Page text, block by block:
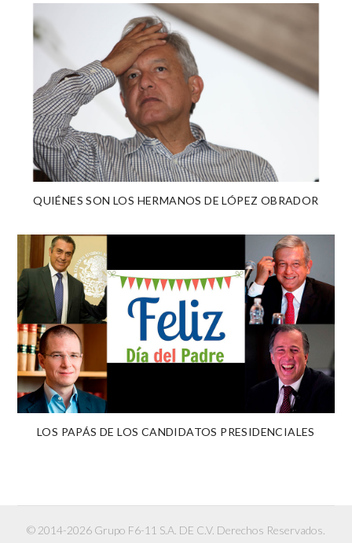
QUIÉNES SON LOS HERMANOS DE LÓPEZ OBRADOR
LOS PAPÁS DE LOS CANDIDATOS PRESIDENCIALES
© 2014-2026 Grupo F6-11 S.A. DE C.V. Derechos Reservados.